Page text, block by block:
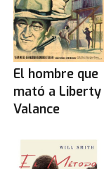
El hombre que
mató a Liberty
Valance